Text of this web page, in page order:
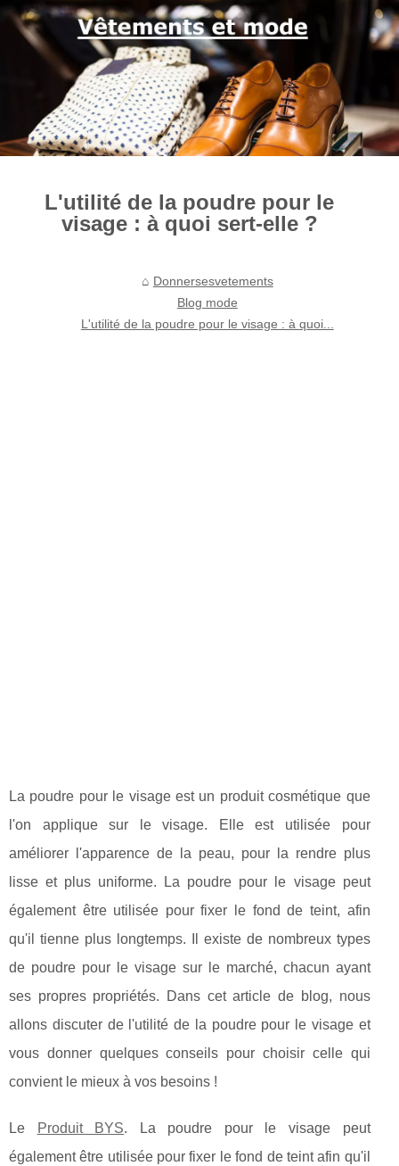
L'utilité de la poudre pour le
visage : à quoi sert-elle ?
Donnersesvetements
Blog mode
L'utilité de la poudre pour le visage : à quoi...
La poudre pour le visage est un produit cosmétique que
l'on applique sur le visage. Elle est utilisée pour
améliorer l'apparence de la peau, pour la rendre plus
lisse et plus uniforme. La poudre pour le visage peut
également être utilisée pour fixer le fond de teint, afin
qu'il tienne plus longtemps. Il existe de nombreux types
de poudre pour le visage sur le marché, chacun ayant
ses propres propriétés. Dans cet article de blog, nous
allons discuter de l'utilité de la poudre pour le visage et
vous donner quelques conseils pour choisir celle qui
convient le mieux à vos besoins !
Le Produit BYS. La poudre pour le visage peut
également être utilisée pour fixer le fond de teint afin qu'il